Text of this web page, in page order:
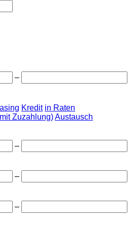
–
Kredit in Raten
Zuzahlung)Austausch
–
–
–